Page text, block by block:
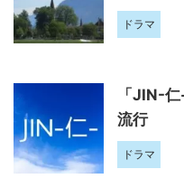
ドラマ
「JIN-
流行
ドラマ